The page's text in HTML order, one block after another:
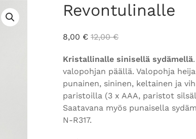
Revontulinalle
8,00 € 12,00€
Kristallinalle sinisellä sydämellä
valopohjan päällä. Valopohja
punainen, sininen, keltainen ja
paristoilla (3 x AAA, paristot
Saatavana myös punaisella
N-R317.